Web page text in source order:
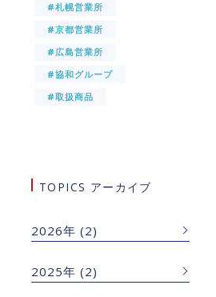
#札幌営業所
#京都営業所
#広島営業所
#協和グループ
#取扱商品
TOPICS アーカイブ
2026年 (2)
2025年 (2)